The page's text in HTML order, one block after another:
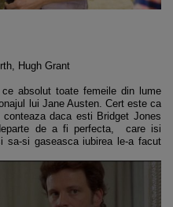
Hugh Grant
absolut toate femeile din lume
lui Jane Austen. Cert este ca
daca esti Bridget Jones
de a fi perfecta, care isi
sa-si gaseasca iubirea le-a facut